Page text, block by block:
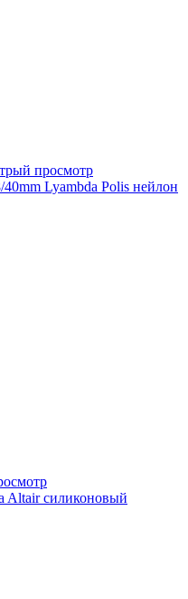
просмотр
Lyambda Polis нейлон
Altair силиконовый